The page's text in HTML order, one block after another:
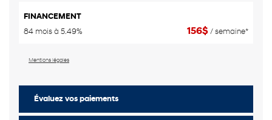
FINANCEMENT
84 mois à 5.49%
156$ / semaine*
Mentions légales
Évaluez vos paiements